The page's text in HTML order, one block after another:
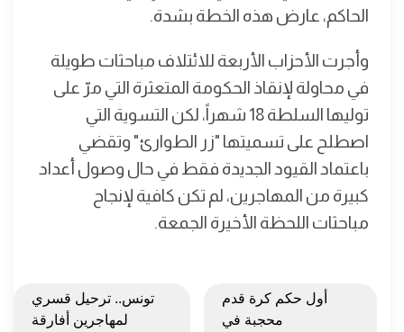
الحاكم، عارض هذه الخطة بشدة.
وأجرت الأحزاب الأربعة للائتلاف مباحثات طويلة
في محاولة لإنقاذ الحكومة المتعثرة التي مرّ على
توليها السلطة 18 شهراً، لكن التسوية التي
اصطلح على تسميتها "زر الطوارئ" وتقضي
باعتماد القيود الجديدة فقط في حال وصول أعداد
كبيرة من المهاجرين، لم تكن كافية لإنجاح
مباحثات اللحظة الأخيرة الجمعة.
أول حكم كرة قدم
محجبة في
تونس.. ترحيل قسري
لمهاجرين أفارقة